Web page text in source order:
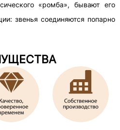
«ромба», бывают его
звенья соединяются попарно